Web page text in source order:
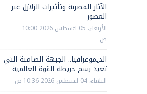
الآثار المصرية وتأثيرات الزلازل عبر
العصور
الأربعاء، 05 اغسطس 2026 10:00
ص
الديموغرافيا.. الجبهة الصامتة التي
تعيد رسم خريطة القوة العالمية
الثلاثاء، 04 اغسطس 2026 10:36 ص